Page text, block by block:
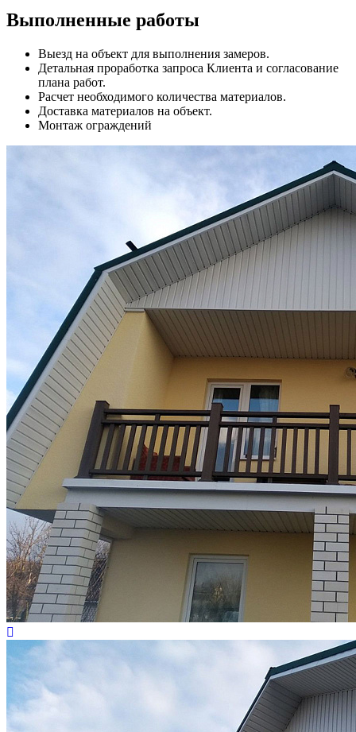
Выполненные работы
Выезд на объект для выполнения замеров.
Детальная проработка запроса Клиента и согласование
плана работ.
Расчет необходимого количества материалов.
Доставка материалов на объект.
Монтаж ограждений